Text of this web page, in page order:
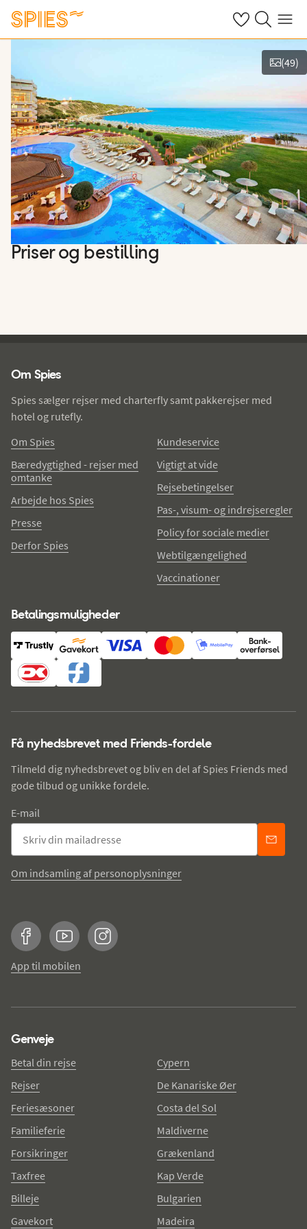
Se dine gemte
Søg påMenu
Vis billeder
(49)
Priser og bestilling
Om Spies
Spies sælger rejser med charterfly samt pakkerejser med
hotel og rutefly.
Om Spies
Bæredygtighed - rejser med
omtanke
Arbejde hos Spies
Presse
Derfor Spies
Kundeservice
Vigtigt at vide
Rejsebetingelser
Pas-, visum- og indrejseregler
Policy for sociale medier
Webtilgængelighed
Vaccinationer
Betalingsmuligheder
Få nyhedsbrevet med Friends-fordele
Tilmeld dig nyhedsbrevet og bliv en del af Spies Friends med
gode tilbud og unikke fordele.
E-mail
Om indsamling af personoplysninger
FacebookYouTubeInstagram
App til mobilen
Genveje
Betal din rejse
Rejser
Feriesæsoner
Familieferie
Forsikringer
Taxfree
Billeje
Gavekort
Cypern
De Kanariske Øer
Costa del Sol
Maldiverne
Grækenland
Kap Verde
Bulgarien
Madeira